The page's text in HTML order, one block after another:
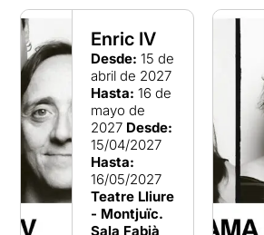
Enric IV
Desde: 15 de
abril de 2027
Hasta: 16 de
mayo de
2027 Desde:
15/04/2027
Hasta:
16/05/2027
Teatre Lliure
- Montjuïc.
Sala Fabià